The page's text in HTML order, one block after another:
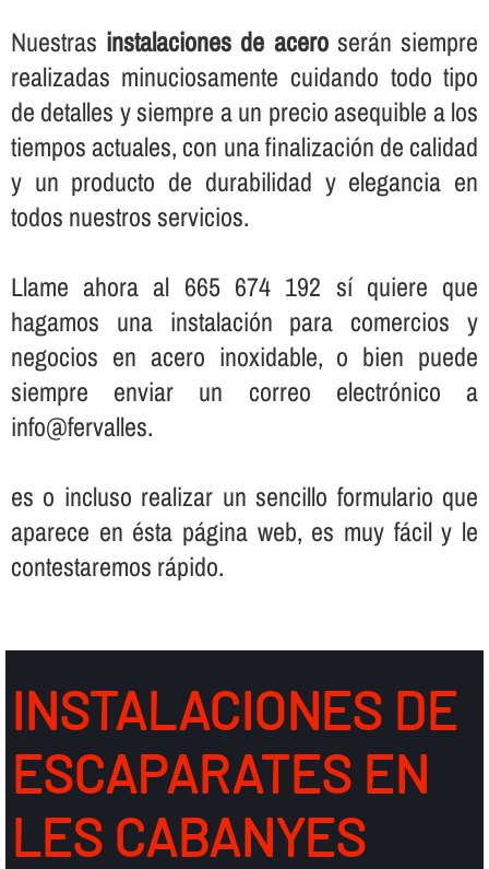
Nuestras instalaciones de aceroserán siempre
realizadas minuciosamente cuidando todo tipo
de detalles y siempre a un precio asequible a los
tiempos actuales, con una finalización de calidad
y un producto de durabilidad y elegancia en
todos nuestros servicios.
Llame ahora al 665 674 192 sí­ quiere que
hagamos una instalación para comercios y
negocios en acero inoxidable, o bien puede
siempre enviar un correo electrónico a
info@fervalles.
es o incluso realizar un sencillo formulario que
aparece en ésta página web, es muy fácil y le
contestaremos rápido.
INSTALACIONES DE
ESCAPARATES EN
LES CABANYES